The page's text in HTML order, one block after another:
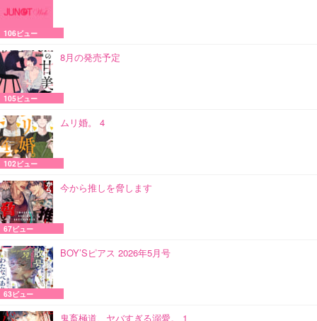
106ビュー
8月の発売予定
105ビュー
ムリ婚。 4
102ビュー
今から推しを脅します
67ビュー
BOY’Sピアス 2026年5月号
63ビュー
鬼畜極道、ヤバすぎる溺愛。 1